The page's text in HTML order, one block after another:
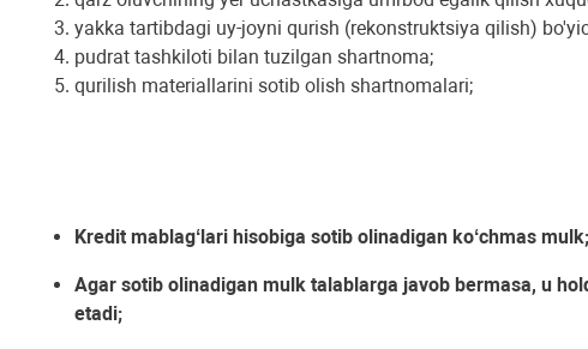
yakka tartibdagi uy-joyni qurish (rekonstruktsiya qilish)
pudrat tashkiloti bilan tuzilgan shartnoma;
qurilish materiallarini sotib olish shartnomalari;
Kredit mablagʻlari hisobiga sotib olinadigan koʻchmas mulk;
Agar sotib olinadigan mulk talablarga javob bermasa, u
etadi;